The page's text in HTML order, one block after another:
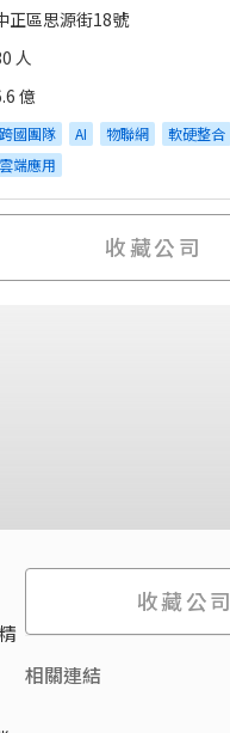
正區思源街18號
人
億
跨國團隊 AI 物聯網
軟硬整合
雲端應用
收藏公司
收藏公司
相關連結